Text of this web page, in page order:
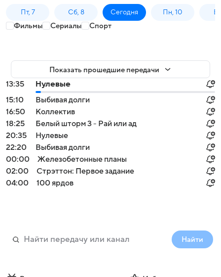
Пт, 7 Сб, 8 Сегодня Пн, 10
Фильмы Сериалы Спорт
Показать прошедшие передачи
13:35
Нулевые
15:10
Выбивая долги
16:50
Коллектив
18:25
Белый шторм 3 - Рай или ад
20:35
Нулевые
22:20
Выбивая долги
00:00
Железобетонные планы
02:00
Стрэттон: Первое задание
04:00
100 ярдов
Найти